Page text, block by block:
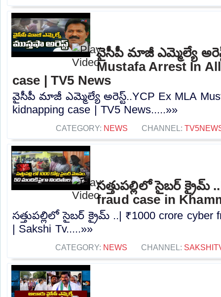
వైసీపీ మాజీ ఎమ్మెల్యే
Mustafa Arrest In
case | TV5 News
వైసీపీ మాజీ ఎమ్మెల్యే అరెస్ట్..YCP Ex MLA
kidnapping case | TV5 News.....»»
CATEGORY: NEWS CHANNEL:
సత్తుపల్లిలో సైబర్ క్రైమ్
fraud case in
సత్తుపల్లిలో సైబర్ క్రైమ్ ..| ₹1000 crore cyber
| Sakshi Tv.....»»
CATEGORY: NEWS CHANNEL: